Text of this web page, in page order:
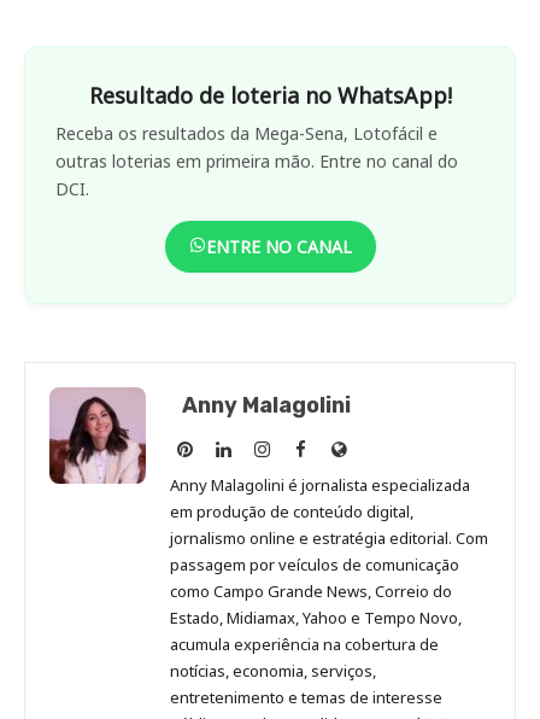
Resultado de loteria no WhatsApp!
Receba os resultados da Mega-Sena, Lotofácil e
outras loterias em primeira mão. Entre no canal do
DCI.
ENTRE NO CANAL
Anny Malagolini
Anny
Malagolini
no
Pinterest
Anny
Malagolini
no
LinkedIn
Anny
Malagolini
no
Instagram
Anny
Malagolini
no
Facebook
Site
de
Anny
Malagolini
Anny Malagolini é jornalista especializada
em produção de conteúdo digital,
jornalismo online e estratégia editorial. Com
passagem por veículos de comunicação
como Campo Grande News, Correio do
Estado, Midiamax, Yahoo e Tempo Novo,
acumula experiência na cobertura de
notícias, economia, serviços,
entretenimento e temas de interesse